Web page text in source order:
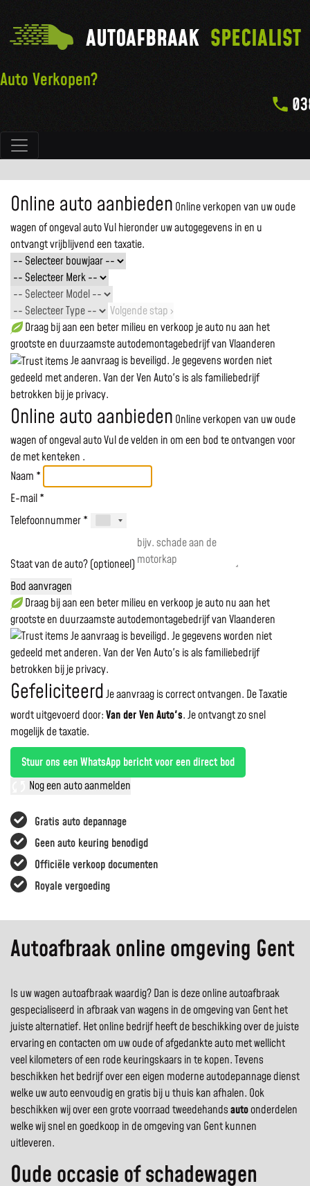
Hoofdnavigatie
AUTOAFBRAAK SPECIALIST
Auto Verkopen?
Gratis auto depannage
Geen auto keuring benodigd
Officiële verkoop documenten
Royale vergoeding
Online auto aanbieden Online verkopen van uw oude
wagen of ongeval autoVul hieronder uw autogegevens in en u
ontvangt vrijblijvend een taxatie.
Volgende stap ›
Draag bij aan een beter milieu en verkoop je auto nu aan het
grootste en duurzaamste autodemontagebedrijf van Vlaanderen
Je aanvraag is beveiligd. Je gegevens worden niet
gedeeld met anderen. Van der Ven Auto's is als familiebedrijf
betrokken bij je privacy.
Online auto aanbieden Online verkopen van uw oude
wagen of ongeval autoVul de velden in om een bod te ontvangen voor
demet kenteken .
Naam *
E-mail *
Telefoonnummer *
Staat van de auto? (optioneel)
Bod aanvragen
Draag bij aan een beter milieu en verkoop je auto nu aan het
grootste en duurzaamste autodemontagebedrijf van Vlaanderen
Je aanvraag is beveiligd. Je gegevens worden niet
gedeeld met anderen. Van der Ven Auto's is als familiebedrijf
betrokken bij je privacy.
GefeliciteerdJe aanvraag is correct ontvangen. De Taxatie
wordt uitgevoerd door:Van der Ven Auto's.Je ontvangt zo snel
mogelijk de taxatie.
Stuur ons een WhatsApp bericht voor een direct bod
Nog een auto aanmelden
Autoafbraak online omgeving Gent
Is uw wagen autoafbraak waardig? Dan is deze online autoafbraak
gespecialiseerd in afbraak van wagens in de omgeving van Gent het
juiste alternatief. Het online bedrijf heeft de beschikking over de juiste
ervaring en contacten om uw oude of afgedankte auto met wellicht
veel kilometers of een rode keuringskaars in te kopen. Tevens
beschikken het bedrijf over een eigen moderne autodepannage dienst
welke uw auto eenvoudig en gratis bij u thuis kan afhalen. Ook
beschikken wij over een grote voorraad tweedehandsautoonderdelen
welke wij snel en goedkoop in de omgeving van Gent kunnen
uitleveren.
Oude occasie of schadewagen